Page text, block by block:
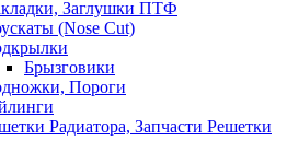
Заглушки ПТФ
(Nose Cut)
Брызговики
Пороги
Радиатора, Запчасти Решетки